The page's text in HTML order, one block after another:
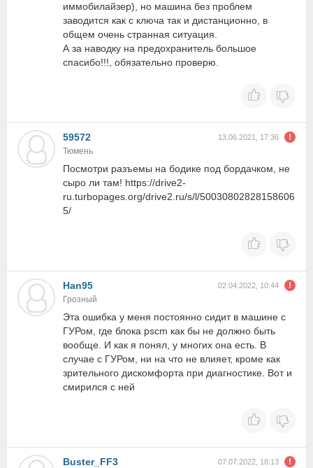
иммобилайзер), но машина без проблем
заводится как с ключа так и дистанционно, в
общем очень странная ситуация.
А за наводку на предохранитель большое
спасибо!!!, обязательно проверю.
59572 13.06.2021, 17:36
Тюмень
Посмотри разъемы на бодике под бордачком, не
сыро ли там! https://drive2-
ru.turbopages.org/drive2.ru/s/l/50030802828158606
5/
Han95 02.04.2022, 10:44
Грозный
Эта ошибка у меня постоянно сидит в машине с
ГУРом, где блока pscm как бы не должно быть
вообще. И как я понял, у многих она есть. В
случае с ГУРом, ни на что не влияет, кроме как
зрительного дискомфорта при диагностике. Вот и
смирился с ней
Buster_FF3 07.07.2022, 18:13